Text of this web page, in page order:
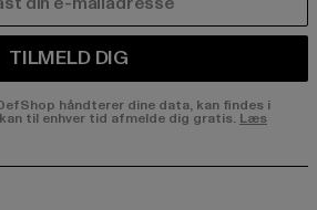
TILMELD DIG
håndterer dine data, kan findes i
til enhver tid afmelde dig gratis. Læs